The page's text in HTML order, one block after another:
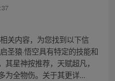
关内容，为您找到以下信
圣猿·悟空具有特定的技能和
星神按推荐，天赋超凡，
为全物伤。关于其更详...